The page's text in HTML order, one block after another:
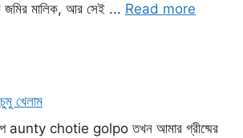
জমির মালিক, আর সেই ... Read more
খেলাম
গল্প aunty chotie golpo তখন আমার গ্রীষ্মের